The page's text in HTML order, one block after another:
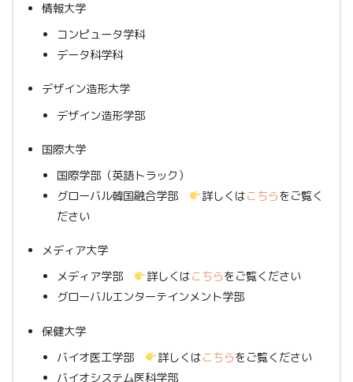
情報大学
コンピュータ学科
データ科学科
デザイン造形大学
デザイン造形学部
国際大学
国際学部（英語トラック）
グローバル韓国融合学部
詳しくはこちらをご覧く
ださい
メディア大学
メディア学部
詳しくはこちらをご覧ください
グローバルエンターテインメント学部
保健大学
バイオ医工学部
詳しくはこちらをご覧ください
バイオシステム医科学部